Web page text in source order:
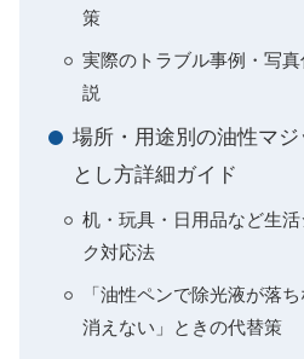
策
実際のトラブル事例・写
説
場所・用途別の油性マ
とし方詳細ガイド
机・玩具・日用品など生
ク対応法
「油性ペンで除光液が落
消えない」ときの代替策